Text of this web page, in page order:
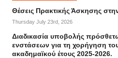
Θέσεις Πρακτικής Άσκησης
Thursday July 23rd, 2026
Διαδικασία υποβολής
ενστάσεων για τη χορήγηση
ακαδημαϊκού έτους 2025-2026.